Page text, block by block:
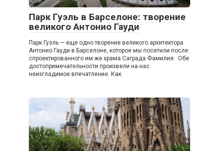
Парк Гуэль в Барселоне: творение
великого Антонио Гауди
Парк Гуэль — еще одно творение великого архитектора
Антонио Гауди в Барселоне, которое мы посетили после
спроектированного им же храма Саграда Фамилия. Обе
достопримечательности произвели на нас
неизгладимое впечатление. Как